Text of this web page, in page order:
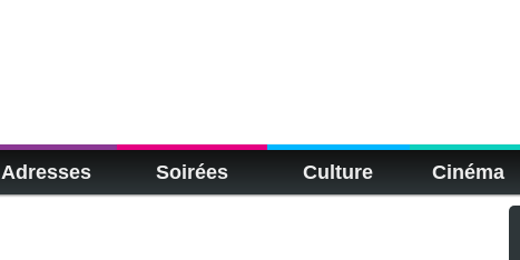
Adresses Soirées Culture Cinéma